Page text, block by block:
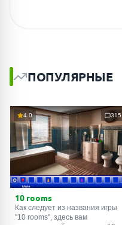
ПОПУЛЯРНЫЕ
4.0 315
10 rooms
Как следует из названия игры
"10 rooms", здесь вам